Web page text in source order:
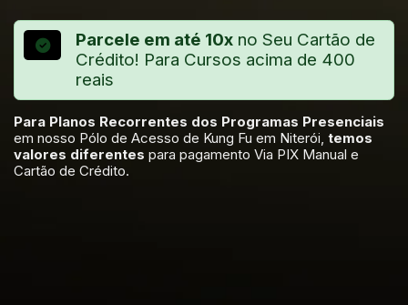
Parcele em até 10x no Seu Cartão de
Crédito! Para Cursos acima de 400
reais
Para Planos Recorrentes dos Programas Presenciais
em nosso Pólo de Acesso de Kung Fu em Niterói, temos
valores diferentes para pagamento Via PIX Manual e
Cartão de Crédito.